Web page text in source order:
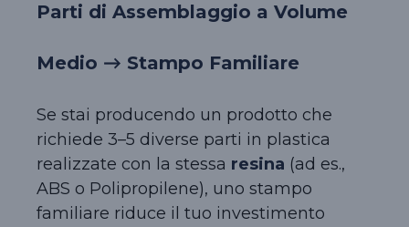
Parti di Assemblaggio a Volume
Medio → Stampo Familiare
Se stai producendo un prodotto che
richiede 3–5 diverse parti in plastica
realizzate con la stessa resina (ad es.,
ABS o Polipropilene), uno stampo
familiare riduce il tuo investimento